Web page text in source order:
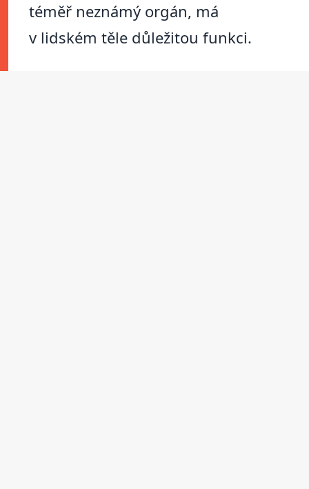
téměř neznámý orgán, má
v lidském těle důležitou funkci.